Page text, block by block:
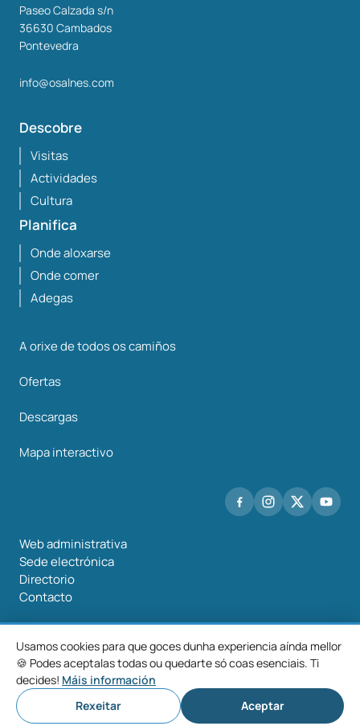
Paseo Calzada s/n
36630 Cambados
Pontevedra
info@osalnes.com
Descobre
Visitas
Actividades
Cultura
Planifica
Onde aloxarse
Onde comer
Adegas
A orixe de todos os camiños
Ofertas
Descargas
Mapa interactivo
Web administrativa
Sede electrónica
Directorio
Contacto
©2026 Mancomunidade O Salnés
Aviso
Política de
privacidade
Política de
cookies
Configurar
cookies
Usamos cookies para que goces dunha experiencia aínda mellor
🍪 Podes aceptalas todas ou quedarte só coas esenciais. Ti
decides! Máis información
Rexeitar
Aceptar